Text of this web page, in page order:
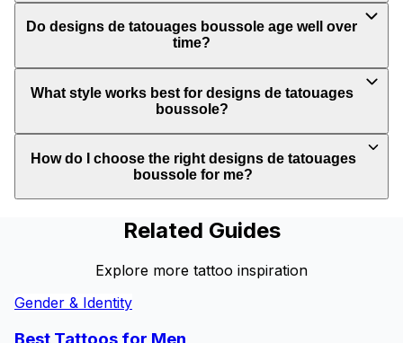
Do designs de tatouages boussole age well over
time?
What style works best for designs de tatouages
boussole?
How do I choose the right designs de tatouages
boussole for me?
Related Guides
Explore more tattoo inspiration
Gender & Identity